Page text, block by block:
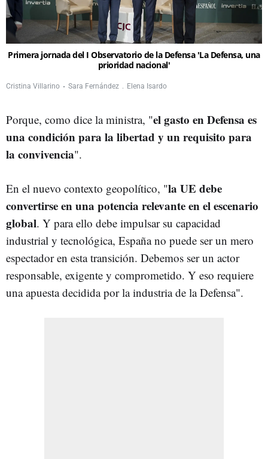
Primera jornada del I Observatorio de la Defensa 'La Defensa, una
prioridad nacional'
Cristina Villarino Sara Fernández Elena Isardo
Porque, como dice la ministra, "el gasto en Defensa es
una condición para la libertad y un requisito para
la convivencia".
En el nuevo contexto geopolítico, "la UE debe
convertirse en una potencia relevante en el escenario
global. Y para ello debe impulsar su capacidad
industrial y tecnológica, España no puede ser un mero
espectador en esta transición. Debemos ser un actor
responsable, exigente y comprometido. Y eso requiere
una apuesta decidida por la industria de la Defensa".